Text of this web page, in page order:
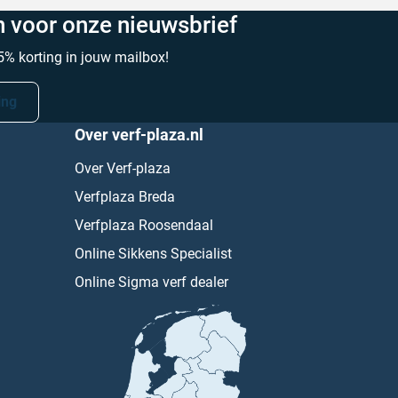
voor onze nieuwsbrief
korting in jouw mailbox!
Over verf-plaza.nl
Over Verf-plaza
Verfplaza Breda
Verfplaza Roosendaal
Online Sikkens Specialist
Online Sigma verf dealer